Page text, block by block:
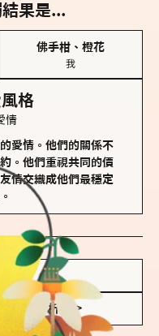
果是...
佛手柑、橙花
我
格
情
愛情。他們的關係不
。他們重視共同的價
情交織成他們最穩定
類型全解析 >>>